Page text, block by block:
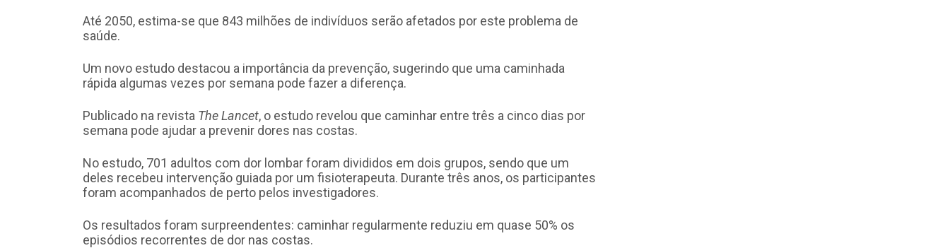
Até 2050, estima-se que 843 milhões de indivíduos serão afetados por este problema de
saúde.
Um novo estudo destacou a importância da prevenção, sugerindo que uma caminhada
rápida algumas vezes por semana pode fazer a diferença.
Publicado na revista The Lancet, o estudo revelou que caminhar entre três a cinco dias por
semana pode ajudar a prevenir dores nas costas.
No estudo, 701 adultos com dor lombar foram divididos em dois grupos, sendo que um
deles recebeu intervenção guiada por um fisioterapeuta. Durante três anos, os participantes
foram acompanhados de perto pelos investigadores.
Os resultados foram surpreendentes: caminhar regularmente reduziu em quase 50% os
episódios recorrentes de dor nas costas.